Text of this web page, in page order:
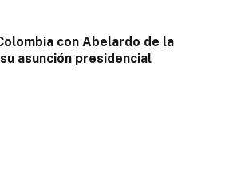
con Abelardo de la
asunción presidencial